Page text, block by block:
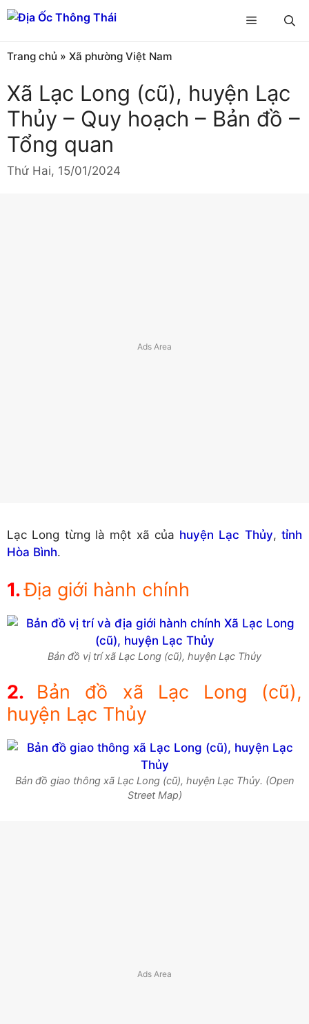
Chuyển
đến
nội
dung
Menu
Trang chủ » Xã phường Việt Nam
Xã Lạc Long (cũ), huyện Lạc
Thủy – Quy hoạch – Bản đồ –
Tổng quan
Thứ Hai, 15/01/2024
Lạc Long từng là một xã của huyện Lạc Thủy,tỉnh
Hòa Bình.
Địa giới hành chính
Bản đồ vị trí xã Lạc Long (cũ), huyện Lạc Thủy
Bản đồ xã Lạc Long (cũ),
huyện Lạc Thủy
Bản đồ giao thông xã Lạc Long (cũ), huyện Lạc Thủy. (Open
Street Map)